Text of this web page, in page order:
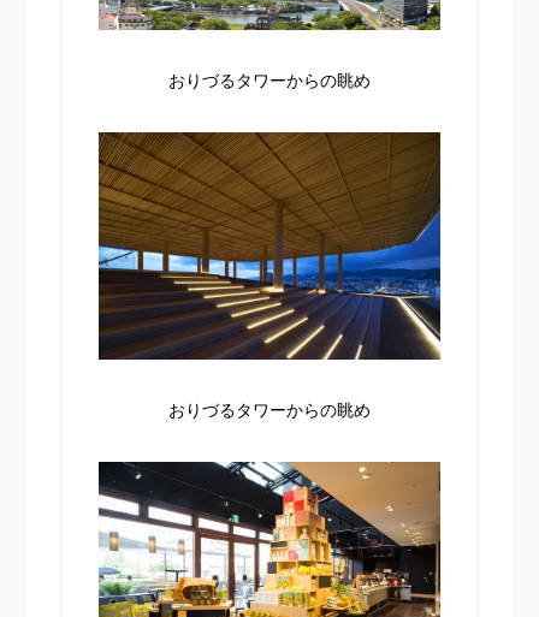
おりづるタワーからの眺め
おりづるタワーからの眺め